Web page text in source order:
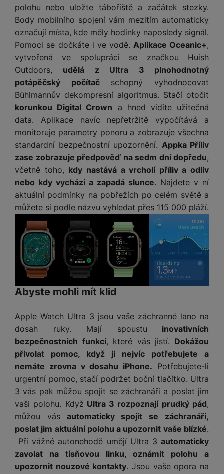
polohu nebo uložte tábořiště a začátek stezky.
Body mobilního spojení vám mezitím automaticky
označují místa, kde měly hodinky naposledy signál.
Pomoci se dočkáte i ve vodě. Aplikace Oceanic+,
vytvořená ve spolupráci se značkou Huish
Outdoors, udělá z Ultra 3 plnohodnotný
potápěčský počítačschopný vyhodnocovat
Bühlmannův dekompresní algoritmus. Stačí otočit
korunkou Digital Crown a hned vidíte užitečná
data. Aplikace navíc nepřetržitě vypočítává a
monitoruje parametry ponoru a zobrazuje všechna
standardní bezpečnostní upozornění. Appka Příliv
zase zobrazuje předpověď na sedm dní dopředu,
včetně toho, kdy nastává a vrcholí příliv a odliv
nebo kdy vychází a zapadá slunce. Najdete v ní
aktuální podmínky na pobřežích po celém světě a
můžete si podle názvu vyhledat přes 115 000 pláží.
Abyste mohli mít klid
Apple Watch Ultra 3 jsou vaše záchranné lano na
dosah ruky. Mají spoustu inovativních
bezpečnostních funkcí, které vás jistí. Dokážou
přivolat pomoc, když ji nejvíc potřebujete a
nemáte zrovna v dosahu iPhone. Potřebujete-li
urgentní pomoc, stačí podržet boční tlačítko. Ultra
3 vás pak můžou spojit se záchranáři a poslat jim
vaši polohu. Když Ultra 3 rozpoznají prudký pád,
můžou vásautomaticky spojit se záchranáři,
poslat jim aktuální polohu a upozornit vaše blízké.
Při vážné autonehodě umějí Ultra 3 automaticky
zavolat na tísňovou linku, oznámit polohu a
upozornit nouzové kontakty. Jsou vaše opora na